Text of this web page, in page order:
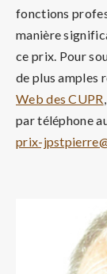
fonctions
manière
ce prix. Pour
de plus amples
Web des CUPR
par téléphone
prix-